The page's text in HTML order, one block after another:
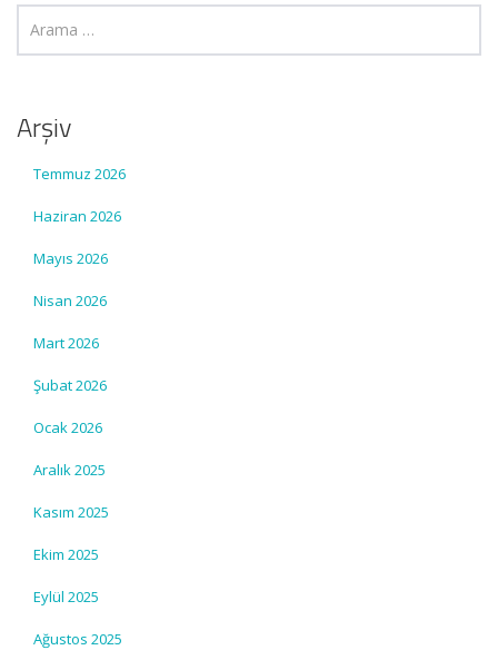
Arşiv
Temmuz 2026
Haziran 2026
Mayıs 2026
Nisan 2026
Mart 2026
Şubat 2026
Ocak 2026
Aralık 2025
Kasım 2025
Ekim 2025
Eylül 2025
Ağustos 2025